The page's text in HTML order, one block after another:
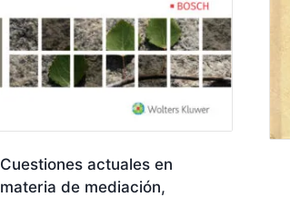
Cuestiones actuales en
materia de mediación,